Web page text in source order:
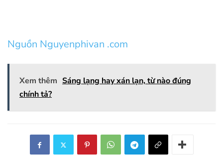
Nguồn Nguyenphivan .com
Xem thêm Sáng lạng hay xán lạn, từ nào đúng
chính tả?